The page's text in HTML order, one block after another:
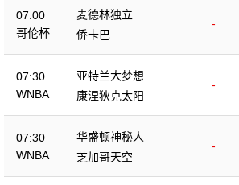
07:00
哥伦杯
麦德林独立
-
侨卡巴
07:30
WNBA
亚特兰大梦想
-
康涅狄克太阳
07:30
WNBA
华盛顿神秘人
-
芝加哥天空